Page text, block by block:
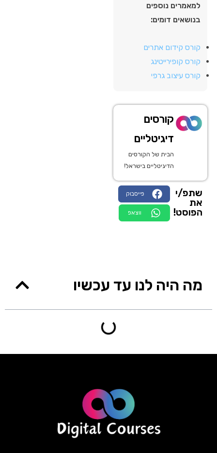
למאמרים נוספים
בנושאים דומים:
קורס קידום אתרים
קורס קופירייטינג
קורס עיצוב גרפי
קורסים
דיגיטליים
הבית של הקורסים
הדיגיטליים בישראל!
שתפ/י
את
הפוסט!
פייסבוק
ווצאפ
מה היה לנו עד עכשיו